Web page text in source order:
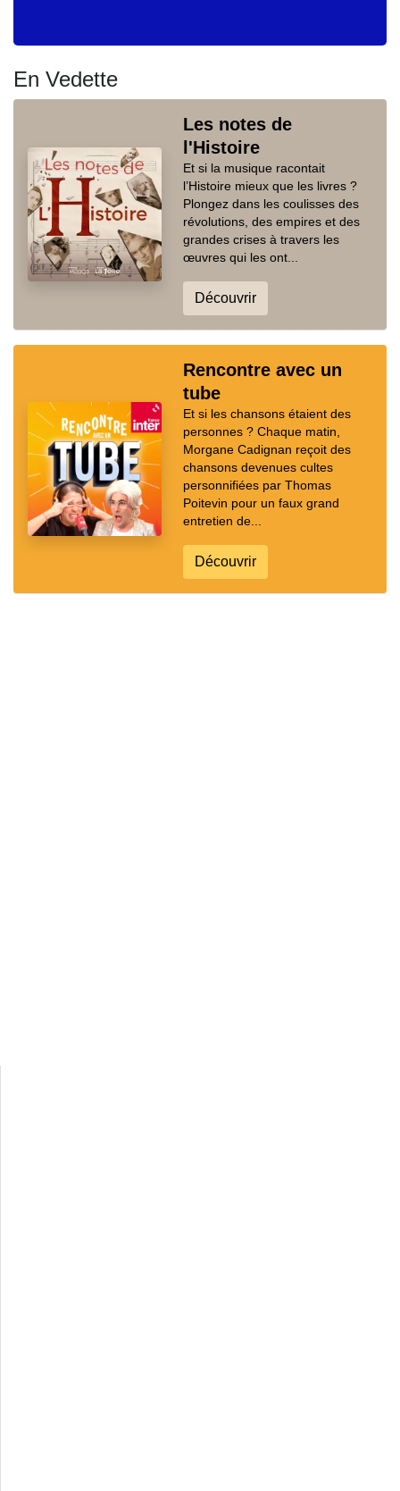
En Vedette
Les notes de
l'Histoire
Et si la musique racontait
l’Histoire mieux que les livres ?
Plongez dans les coulisses des
révolutions, des empires et des
grandes crises à travers les
œuvres qui les ont...
Découvrir
Rencontre avec un
tube
Et si les chansons étaient des
personnes ? Chaque matin,
Morgane Cadignan reçoit des
chansons devenues cultes
personnifiées par Thomas
Poitevin pour un faux grand
entretien de...
Découvrir